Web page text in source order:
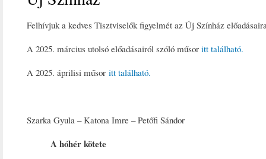
Felhívjuk a kedves Tisztviselők figyelmét az Új Színház
A 2025. március utolsó előadásairól szóló műsor itt található.
A 2025. áprilisi műsor itt található.
Szarka Gyula – Katona Imre – Petőfi Sándor
A hóhér kötete